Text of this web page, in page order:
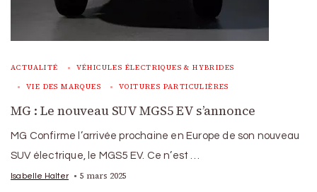
ACTUALITÉ VÉHICULES ÉLECTRIQUES & HYBRIDES
VIE DES MARQUES VOITURES PARTICULIÈRES
MG : Le nouveau SUV MGS5 EV s’annonce
MG Confirme l’arrivée prochaine en Europe de son nouveau
SUV électrique, le MGS5 EV. Ce n’est …
Isabelle Halter 5 mars 2025